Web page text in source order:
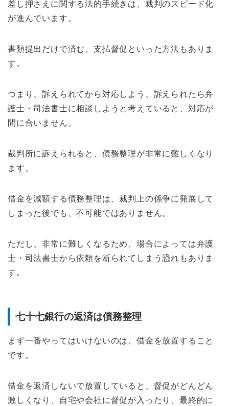
差し押さえに関する法的手続きは、裁判のスピード化
が進んでいます。
書類提出だけで済む、支払督促といった方法もありま
す。
つまり、訴えられてから対応しよう、訴えられたら弁
護士・司法書士に相談しようと考えていると、対応が
間に合いません。
裁判所に訴えられると、債務整理が非常に難しくなり
ます。
借金を減額する債務整理は、裁判上の係争に発展して
しまった後でも、不可能ではありません。
ただし、非常に難しくなるため、場合によっては弁護
士・司法書士から依頼を断られてしまう恐れもありま
す。
七十七銀行の返済は債務整理
まず一番やってはいけないのは、借金を放置すること
です。
借金を返済しないで放置していると、督促がどんどん
激しくなり、自宅や会社に督促が入ったり、最終的に